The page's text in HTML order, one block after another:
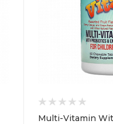
Multi-Vitamin